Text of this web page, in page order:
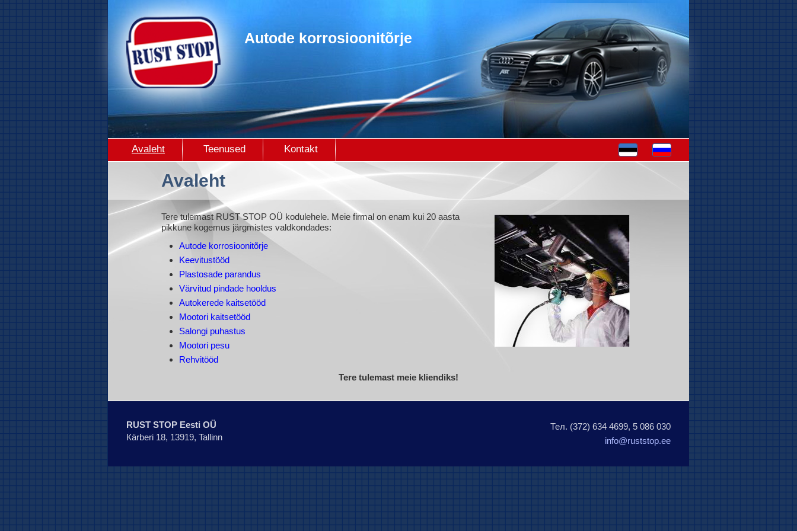
Avaleht Teenused Kontakt
Avaleht
Tere tulemast RUST STOP OÜ kodulehele. Meie firmal on enam kui 20 aasta
pikkune kogemus järgmistes valdkondades:
Autode korrosioonitõrje
Keevitustööd
Plastosade parandus
Värvitud pindade hooldus
Autokerede kaitsetööd
Mootori kaitsetööd
Salongi puhastus
Mootori pesu
Rehvitööd
Tere tulemast meie kliendiks!
RUST STOP Eesti OÜ
Кärberi 18, 13919, Tallinn
Тел. (372) 634 4699, 5 086 030
info@ruststop.ee